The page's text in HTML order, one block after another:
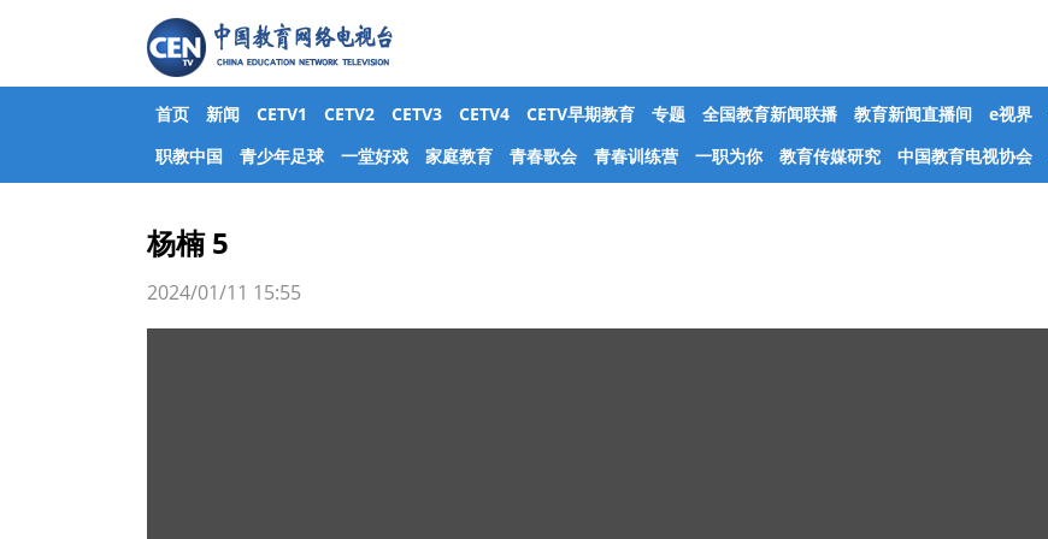
首页 新闻 CETV1 CETV2 CETV3 CETV4 CETV早期教育 专题 全国教育新闻联播 教育新闻直播间 e视界
职教中国
青少年足球 一堂好戏 家庭教育 青春歌会 青春训练营 一职为你 教育传媒研究 中国教育电视协会
杨楠 5
2024/01/11 15:55